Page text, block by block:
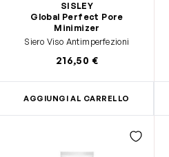
SISLEY
Global Perfect Pore
Minimizer
Siero Viso Antimperfezioni
216,50 €
AGGIUNGI AL CARRELLO